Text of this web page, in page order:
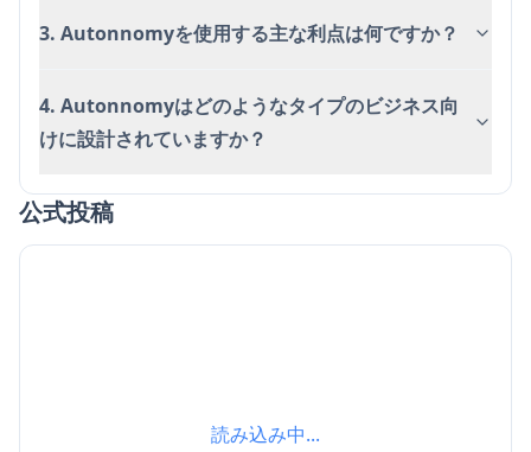
従来の開発と比較してカスタマイズに制限がある
3. Autonnomyを使用する主な利点は何ですか？
4. Autonnomyはどのようなタイプのビジネス向
けに設計されていますか？
公式投稿
読み込み中...